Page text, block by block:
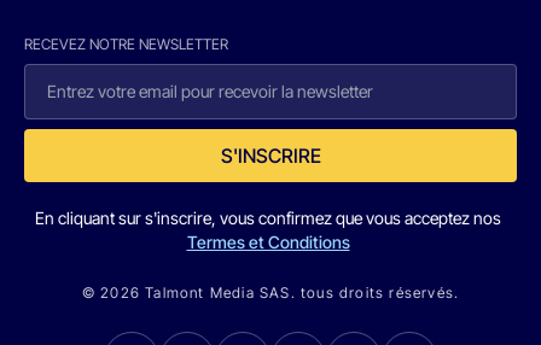
RECEVEZ NOTRE NEWSLETTER
S'INSCRIRE
En cliquant sur s'inscrire, vous confirmez que vous acceptez nos
Termes et Conditions
© 2026 Talmont Media SAS. tous droits réservés.